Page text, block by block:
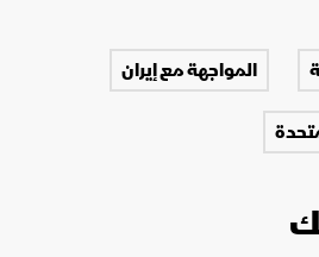
المواجهة مع إيران